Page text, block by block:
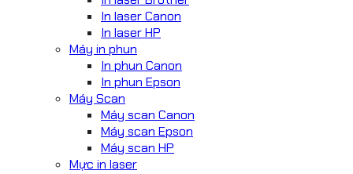
In laser Canon
In laser HP
Máy in phun
In phun Canon
In phun Epson
Máy Scan
Máy scan Canon
Máy scan Epson
Máy scan HP
Mực in laser